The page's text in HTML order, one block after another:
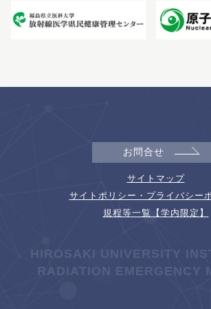
お問合せ
サイトマップ
サイトポリシー・プライバシー
規程等一覧【学内限定】
HIROSAKI UNIVERSITY
RADIATION EMERGENCY